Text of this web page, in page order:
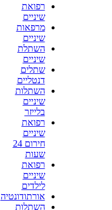
רפואת
שיניים
מרפאות
שיניים
השתלת
שיניים
שתלים
דנטליים
השתלות
שיניים
בלייזר
רפואת
שיניים
חירום 24
שעות
רפואת
שיניים
לילדים
אורתודונטיה
השתלות